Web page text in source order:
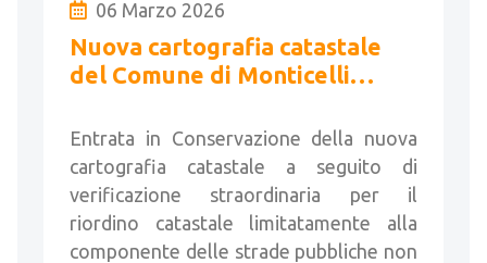
06 Marzo 2026
Nuova cartografia catastale
del Comune di Monticelli
Entrata in Conservazione della nuova
cartografia catastale a seguito di
verificazione straordinaria per il
riordino catastale limitatamente alla
componente delle strade pubbliche non